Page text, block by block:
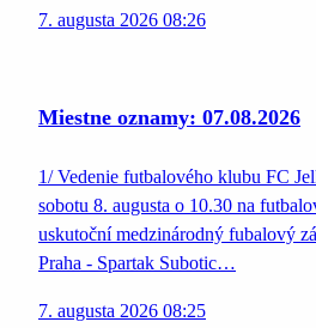
7. augusta 2026 08:26
Miestne oznamy: 07.08.2026
1/ Vedenie futbalového klubu FC
sobotu 8. augusta o 10.30 na
uskutoční medzinárodný fubalový
Praha - Spartak Subotic…
7. augusta 2026 08:25